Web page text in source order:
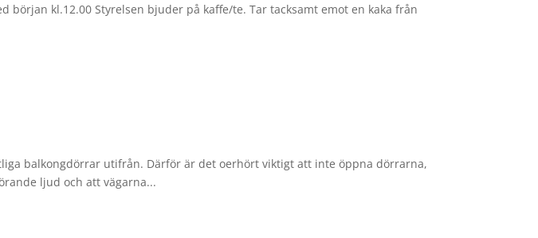
början kl.12.00 Styrelsen bjuder på kaffe/te. Tar tacksamt emot en kaka från
balkongdörrar utifrån. Därför är det oerhört viktigt att inte öppna dörrarna,
ljud och att vägarna...